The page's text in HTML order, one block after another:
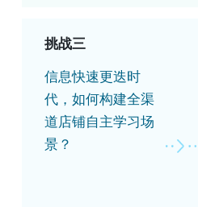
挑战三
信息快速更迭时
代，如何构建全渠
道店铺自主学习场
景？